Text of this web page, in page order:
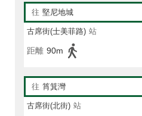
往 堅尼地城
古席街(士美菲路) 站
距離 90m
往 筲箕灣
古席街(北街) 站